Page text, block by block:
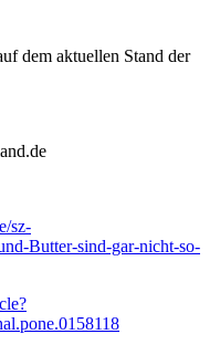
dem aktuellen Stand der
sz-
Butter-sind-gar-nicht-so-